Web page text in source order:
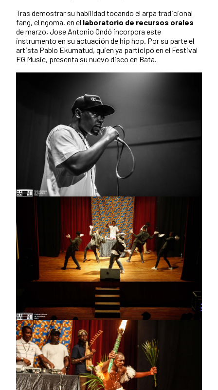
Tras demostrar su habilidad tocando el arpa tradicional
fang, el ngoma, en el laboratorio de recursos orales
de marzo, Jose Antonio Ondó incorpora este
instrumento en su actuación de hip hop. Por su parte el
artista Pablo Ekumatud, quien ya participó en el Festival
EG Music, presenta su nuevo disco en Bata.